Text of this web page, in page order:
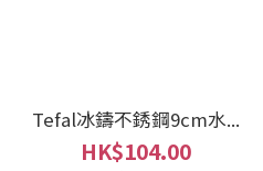
Tefal冰鑄不銹鋼9cm水...
HK$104.00